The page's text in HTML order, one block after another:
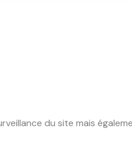
du site mais